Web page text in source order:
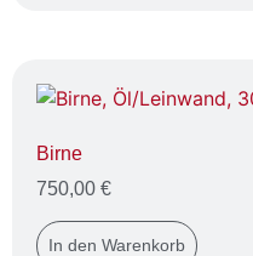
Birne
750,00 €
In den Warenkorb